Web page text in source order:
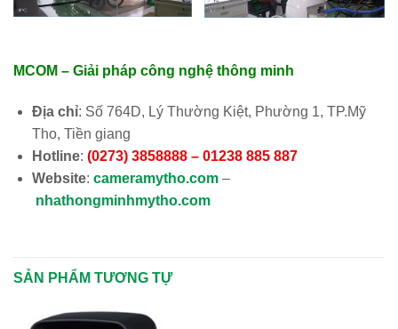
MCOM – Giải pháp công nghệ thông minh
Địa chỉ: Số 764D, Lý Thường Kiệt, Phường 1, TP.Mỹ
Tho, Tiền giang
Hotline: (0273) 3858888 – 01238 885 887
Website: cameramytho.com–
nhathongminhmytho.com
SẢN PHẨM TƯƠNG TỰ